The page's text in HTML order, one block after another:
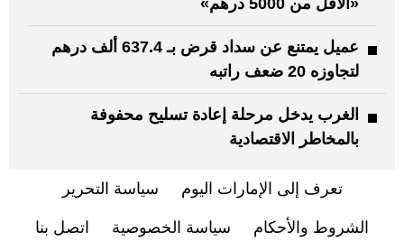
عميل يمتنع عن سداد قرض بـ 637.4 ألف درهم
لتجاوزه 20 ضعف راتبه
الغرب يدخل مرحلة إعادة تسليح محفوفة
بالمخاطر الاقتصادية
تعرف إلى الإمارات اليوم سياسة التحرير
الشروط والأحكام سياسة الخصوصية اتصل بنا